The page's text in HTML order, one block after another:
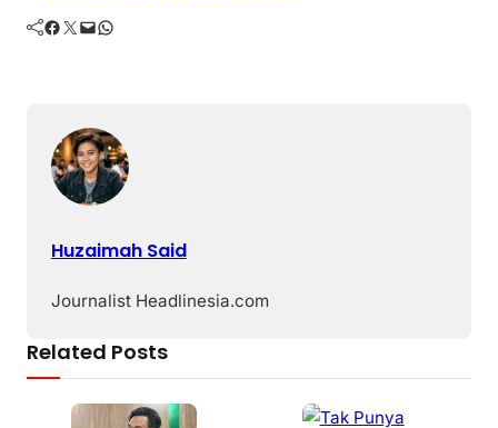
Facebook Twitter Mail WhatsApp
Huzaimah Said
Journalist Headlinesia.com
Related Posts